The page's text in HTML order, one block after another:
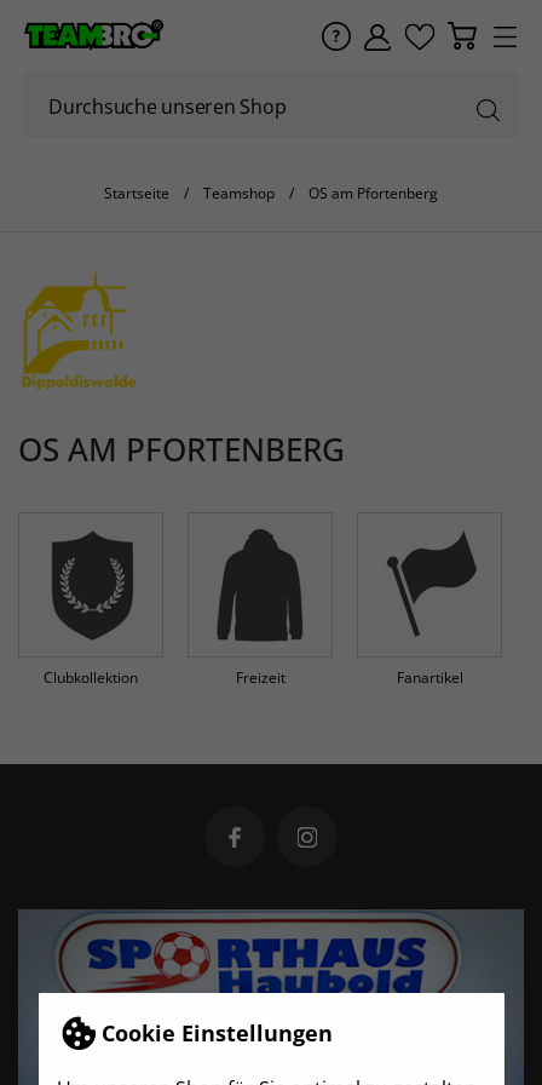
Cookie Einstellungen
Startseite Teamshop OS am Pfortenberg
OS AM PFORTENBERG
Clubkollektion Freizeit Fanartikel